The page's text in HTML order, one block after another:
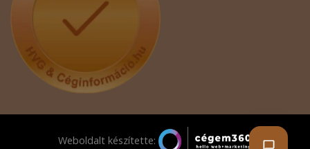
Weboldalt készítette: